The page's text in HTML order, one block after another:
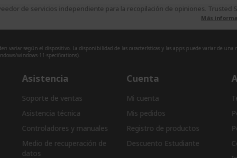
de servicios independiente para la recopilación de opiniones.
Más
variar según el dispositivo. La disponibilidad de las características y las apps puede variar de una
windows-11-specifications).
Asistencia
Soporte de ventas
Asistencia técnica
Controladores y manuales
Medio de recuperación de
datos
Cuenta
Mi cuenta
Mis pedidos
Registro de productos
Descuento Estudiante